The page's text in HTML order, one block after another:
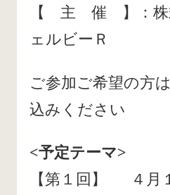
【 主 催 】：株
ェルビーＲ
ご参加ご希望の方は
込みください
<予定テーマ>
【第１回】 ４月